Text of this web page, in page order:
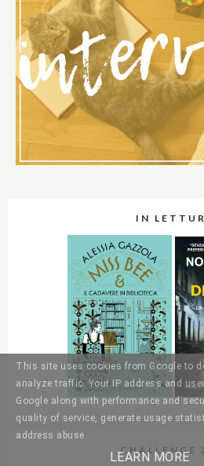
IN
CHALLENGE
This site uses cookies from Google to
analyze traffic. Your IP address and
Google along with performance and
quality of service, generate usage
address abuse.
LEARN MORE